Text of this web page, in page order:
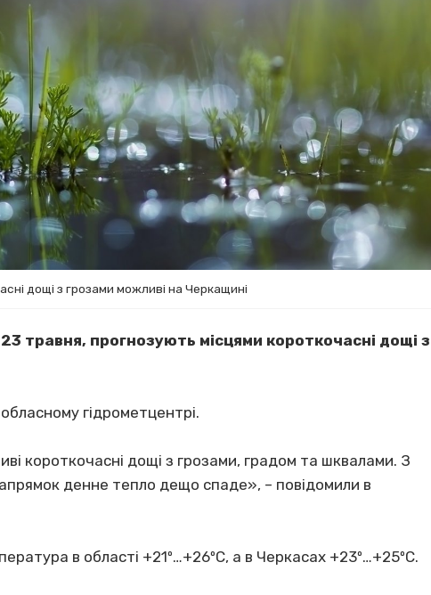
дощі з грозами можливі на Черкащині
травня, прогнозують місцями короткочасні дощі з
гідрометцентрі.
короткочасні дощі з грозами, градом та шквалами. З
денне тепло дещо спаде», – повідомили в
в області +21º…+26ºС, а в Черкасах +23º…+25ºС.